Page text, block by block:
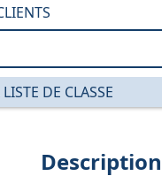
DE CLASSE
Description